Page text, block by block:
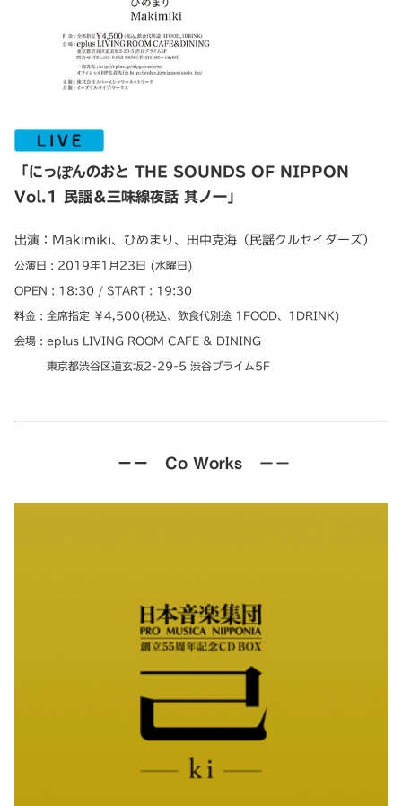
「にっぽんのおと THE SOUNDS OF NIPPON
Vol.1 民謡＆三味線夜話 其ノ一」
出演：Makimiki、ひめまり、田中克海（民謡クルセイダーズ）
公演日 : 2019年1月23日 (水曜日)
OPEN : 18:30 / START : 19:30
料金 : 全席指定 ￥4,500(税込、飲食代別途 1FOOD、1DRINK)
会場 : eplus LIVING ROOM CAFE & DINING
東京都渋谷区道玄坂2-29-5 渋谷プライム5F
ーー Co Works －－